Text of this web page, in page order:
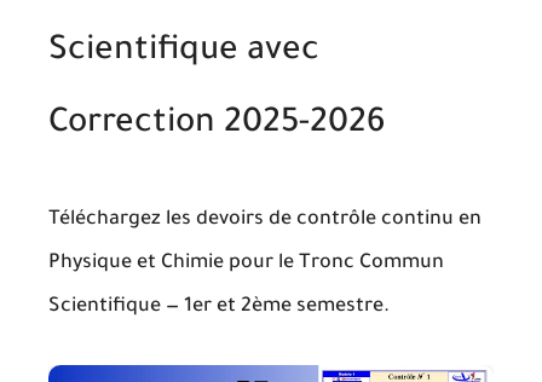
Scientifique avec
Correction 2025-2026
Téléchargez les devoirs de contrôle continu en
Physique et Chimie pour le Tronc Commun
Scientifique — 1er et 2ème semestre.